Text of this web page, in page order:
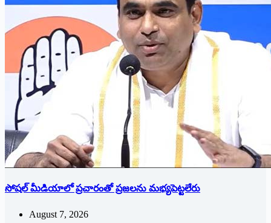
సోషల్‌ ‌మీడియాలో ప్రచారంతో ప్రజలను మభ్యపెట్టలేరు
August 7, 2026